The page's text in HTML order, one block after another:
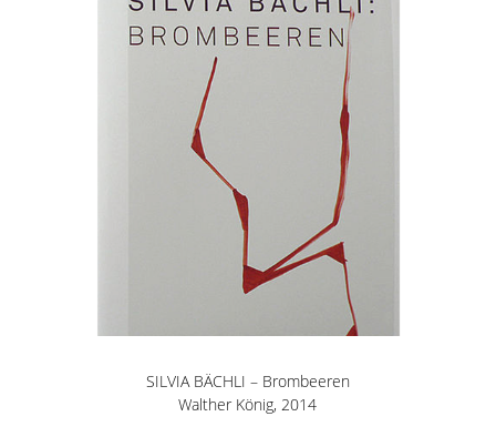
SILVIA BÄCHLI – Brombeeren
Walther König, 2014